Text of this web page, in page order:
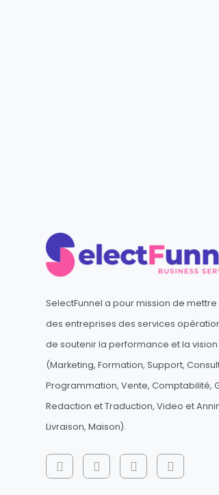
SelectFunnel a pour mission de
des entreprises des services
de soutenir la performance et la
(Marketing, Formation, Support,
Programmation, Vente, Comptabilité,
Redaction et Traduction, Video et
Livraison, Maison).